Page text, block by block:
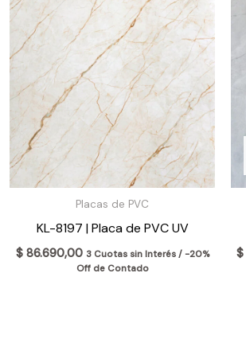
Placas de PVC
KL-8197 | Placa de PVC UV
$86.690,00 3 Cuotas sin Interés / -20%
Off de Contado
$